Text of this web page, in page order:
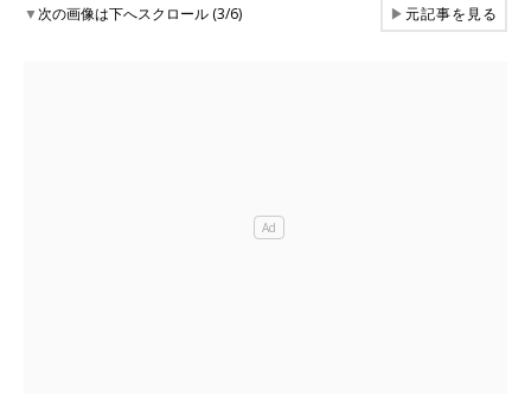
▼次の画像は下へスクロール (3/6) ▶元記事を見る